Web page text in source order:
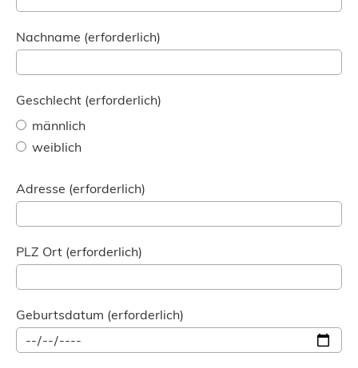
Nachname (erforderlich)
Geschlecht (erforderlich)
männlich
weiblich
Adresse (erforderlich)
PLZ Ort (erforderlich)
Geburtsdatum (erforderlich)